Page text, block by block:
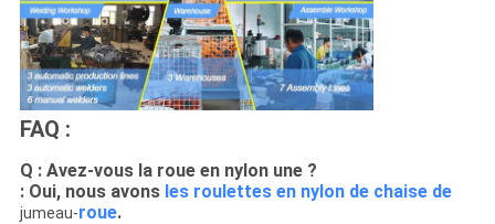
FAQ :
Q : Avez-vous la roue en nylon une ?
: Oui, nous avons les roulettes en nylon de chaise de
jumeau-roue.